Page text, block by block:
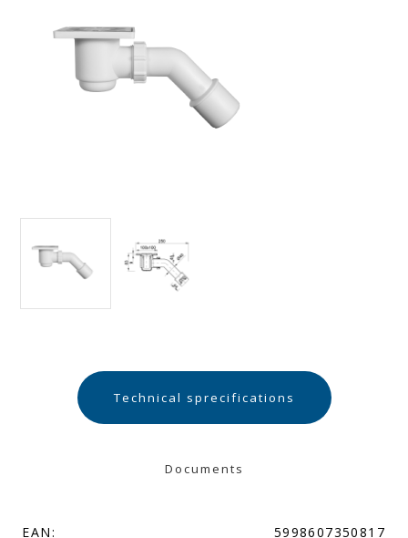
Technical sprecifications
Documents
EAN:
5998607350817